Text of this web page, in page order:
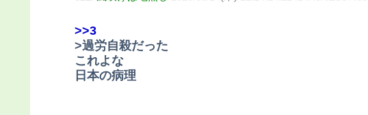
>>3
>過労自殺だった
これよな
日本の病理